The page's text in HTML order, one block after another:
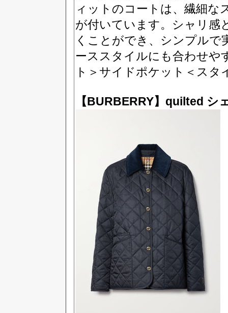
ィットのコートは、繊細な
が付いています。シャリ感
くことができ、シンプル
ーススタイルにも合わせや
ト＞サイドポケット＜スタ
【BURBERRY】quilted